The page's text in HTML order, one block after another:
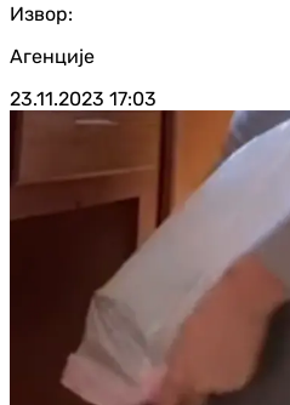
Извор:
Агенције
23.11.2023 17:03